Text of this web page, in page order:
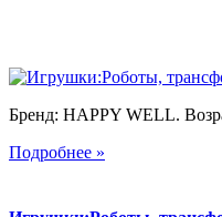
Бренд: HAPPY WELL.
Подробнее »